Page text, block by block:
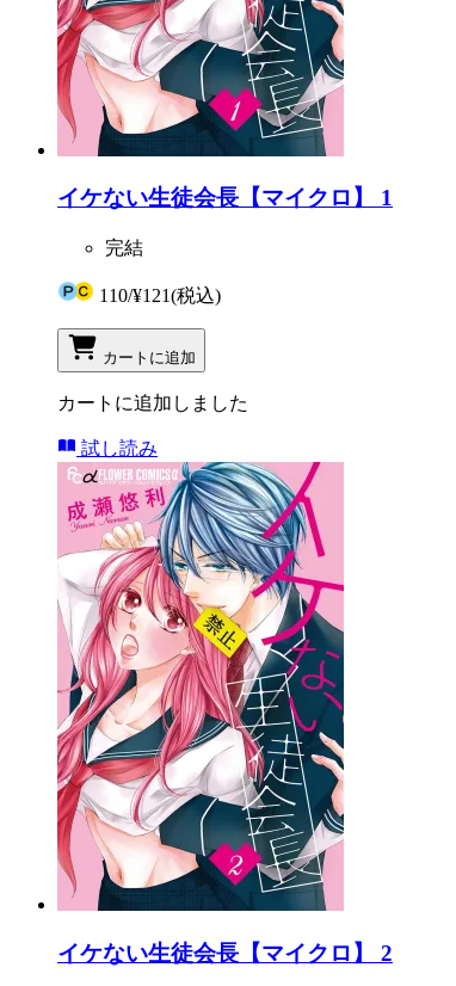
イケない生徒会長【マイクロ】 1
完結
110/¥121(税込)
カートに追加
カートに追加しました
試し読み
イケない生徒会長【マイクロ】 2